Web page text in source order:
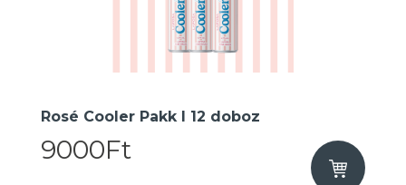
Rosé Cooler Pakk I 12 doboz
9000Ft